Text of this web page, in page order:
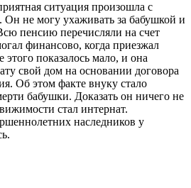
ситуация произошла с
не могу ухаживать за бабушкой и
пенсию перечисляли на счет
финансово, когда приезжал
показалось мало, и она
свой дом на основании договора
Об этом факте внуку стало
бабушки. Доказать он ничего не
стал интернат.
наследников у